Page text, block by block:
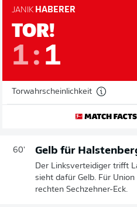
JANIK HABERER
TOR!
1: 1
Torwahrscheinlichkeit
60' Gelb für
Der Linksverteidiger trifft
sieht dafür Gelb. Für
rechten Sechzehner-Eck.